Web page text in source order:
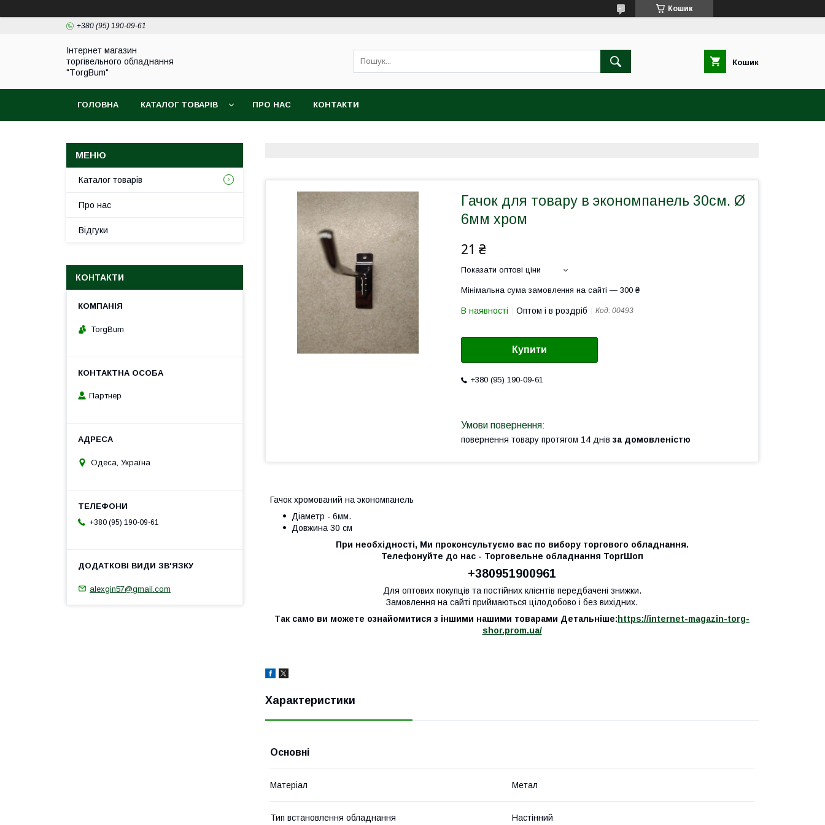
Кошик
+380 (95) 190-09-61
Інтернет магазин
торгівельного обладнання
"ТorgBum"
Кошик
ГОЛОВНА КАТАЛОГ ТОВАРІВ ПРО НАС КОНТАКТИ
Гачок для товару в экономпанель 30см. Ø
6мм хром
21 ₴
Показати оптові ціни
Мінімальна сума замовлення на сайті — 300 ₴
В наявності Оптом і в роздріб Код: 00493
Купити
+380 (95) 190-09-61
повернення товару протягом 14 днів за домовленістю
Гачок хромований на экономпанель
Діаметр - 6мм.
Довжина 30 см
При необхідності, Ми проконсультуємо вас по вибору торгового обладнання.
Телефонуйте до нас - Торговельне обладнання ТоргШоп
+380951900961
Для оптових покупців та постійних клієнтів передбачені знижки.
Замовлення на сайті приймаються цілодобово і без вихідних.
Так само ви можете ознайомитися з іншими нашими товарами Детальніше: https://internet-magazin-torg-
shor.prom.ua/
Характеристики
Основні
Матеріал Метал
Тип встановлення обладнання Настінний
Каталог товарів
Про нас
Відгуки
КОНТАКТИ
TorgBum
Партнер
Одеса, Україна
+380 (95) 190-09-61
alexgin57@gmail.com